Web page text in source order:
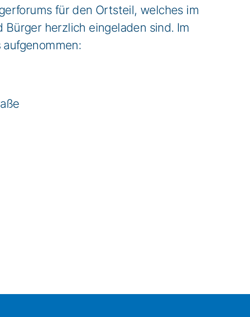
für den Ortsteil, welches im
herzlich eingeladen sind. Im